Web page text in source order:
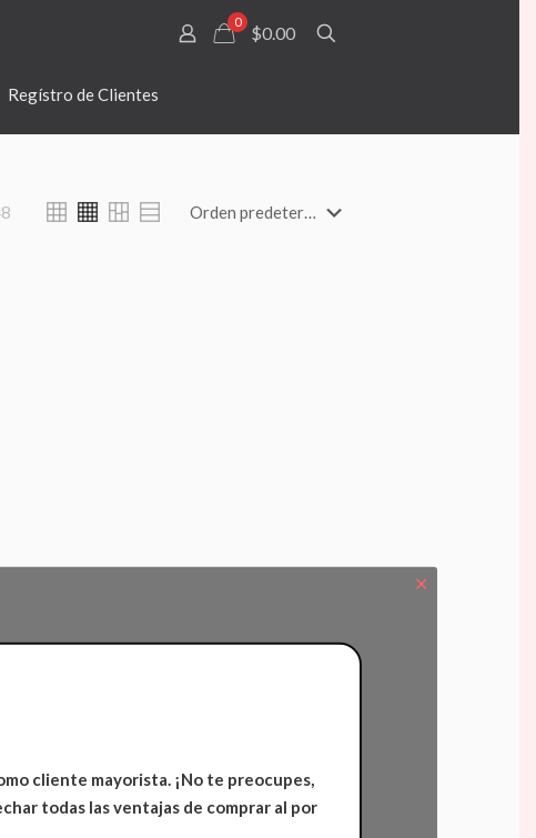
0
$0.00
Regístro de Clientes
✕
cliente mayorista. ¡No te preocupes,
todas las ventajas de comprar al por